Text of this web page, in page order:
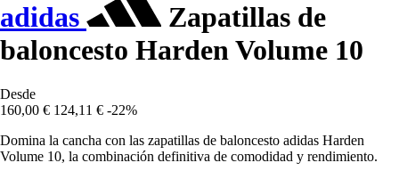
adidas
Zapatillas de
baloncesto Harden Volume 10
Desde
160,00 € 124,11 € -22%
Domina la cancha con las zapatillas de baloncesto adidas Harden
Volume 10, la combinación definitiva de comodidad y rendimiento.